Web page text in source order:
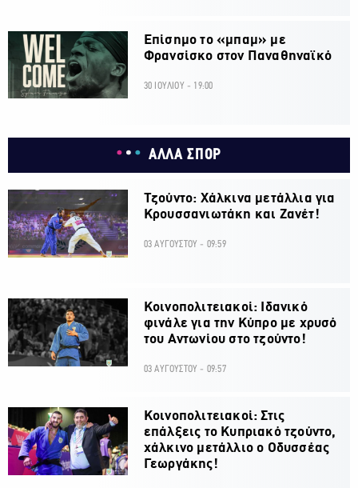
Επίσημο το «μπαμ» με
Φρανσίσκο στον Παναθηναϊκό
30 ΙΟΥΛΙΟΥ - 19:00
ΑΛΛΑ ΣΠΟΡ
Τζούντο: Χάλκινα μετάλλια για
Κρουσσανιωτάκη και Ζανέτ!
03 ΑΥΓΟΥΣΤΟΥ - 09:59
Κοινοπολιτειακοί: Ιδανικό
φινάλε για την Κύπρο με χρυσό
του Αντωνίου στο τζούντο!
03 ΑΥΓΟΥΣΤΟΥ - 09:57
Κοινοπολιτειακοί: Στις
επάλξεις το Κυπριακό τζούντο,
χάλκινο μετάλλιο ο Οδυσσέας
Γεωργάκης!